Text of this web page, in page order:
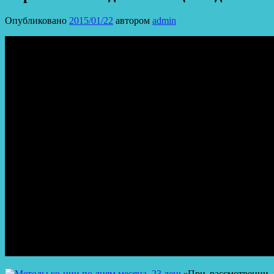
Опубликовано 2015/01/22 автором admin